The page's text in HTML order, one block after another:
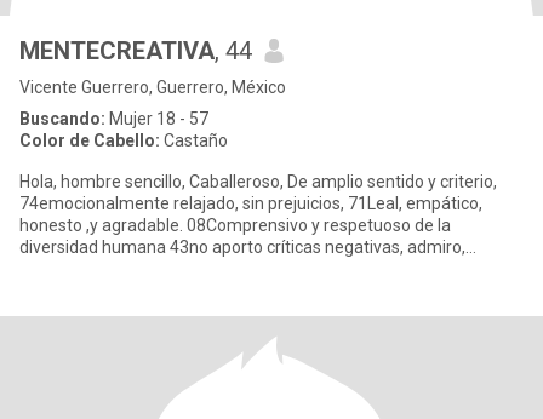
MENTECREATIVA, 44
Vicente Guerrero, Guerrero, México
Buscando: Mujer 18 - 57
Color de Cabello: Castaño
Hola, hombre sencillo, Caballeroso, De amplio sentido y criterio,
74emocionalmente relajado, sin prejuicios, 71Leal, empático,
honesto ,y agradable. 08Comprensivo y respetuoso de la
diversidad humana 43no aporto críticas negativas, admiro,